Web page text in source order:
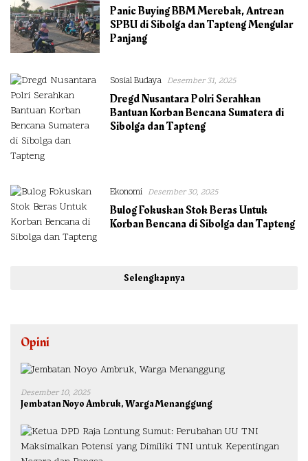
Panic Buying BBM Merebak, Antrean
SPBU di Sibolga dan Tapteng Mengular
Panjang
Sosial Budaya Desember 31, 2025
Dregd Nusantara Polri Serahkan
Bantuan Korban Bencana Sumatera di
Sibolga dan Tapteng
Ekonomi Desember 30, 2025
Bulog Fokuskan Stok Beras Untuk
Korban Bencana di Sibolga dan Tapteng
Selengkapnya
Opini
Desember 10, 2025
Jembatan Noyo Ambruk, Warga Menanggung